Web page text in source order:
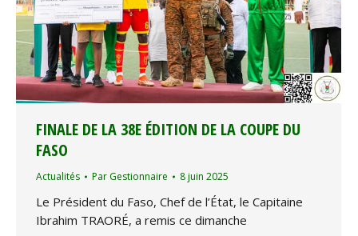
FINALE DE LA 38E ÉDITION DE LA COUPE DU
FASO
Actualités Par Gestionnaire 8 juin 2025
Le Président du Faso, Chef de l’État, le Capitaine
Ibrahim TRAORÉ, a remis ce dimanche